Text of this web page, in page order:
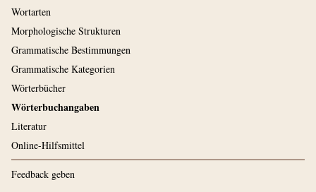
Wortarten
Morphologische Strukturen
Grammatische Bestimmungen
Grammatische Kategorien
Wörterbücher
Wörterbuchangaben
Literatur
Online-Hilfsmittel
Feedback geben